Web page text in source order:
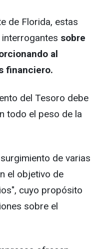
de Florida, estas
sobre
al
financiero.
del Tesoro debe
todo el peso de la
de varias
el objetivo de
cuyo propósito
sobre el